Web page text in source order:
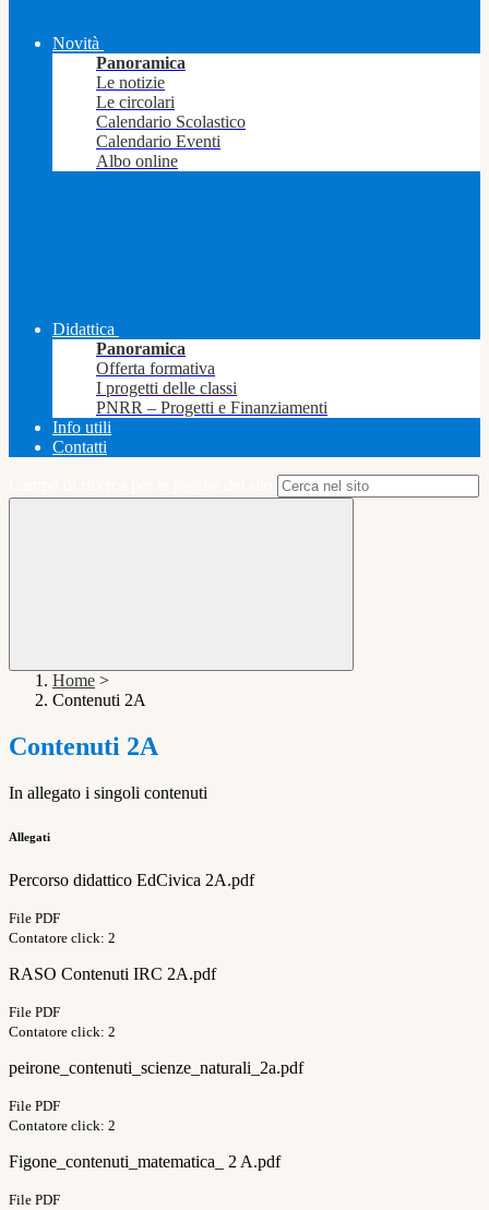
Novità
Panoramica
Le notizie
Le circolari
Calendario Scolastico
Calendario Eventi
Albo online
Didattica
Panoramica
Offerta formativa
I progetti delle classi
PNRR – Progetti e Finanziamenti
Info utili
Contatti
Home >
Contenuti 2A
Contenuti 2A
In allegato i singoli contenuti
Allegati
Percorso didattico EdCivica 2A.pdf
File PDF
Contatore click: 2
RASO Contenuti IRC 2A.pdf
File PDF
Contatore click: 2
peirone_contenuti_scienze_naturali_2a.pdf
File PDF
Contatore click: 2
Figone_contenuti_matematica_ 2 A.pdf
File PDF